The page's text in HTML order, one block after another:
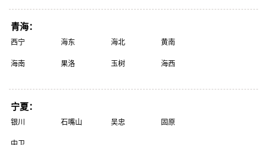
青海：
西宁 海东 海北 黄南
海南 果洛 玉树 海西
宁夏：
银川 石嘴山 吴忠 固原
中卫